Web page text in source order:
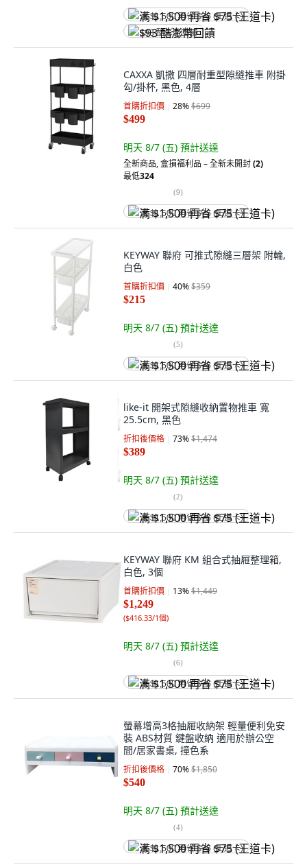
满 $1,500 再省 $75 (王道卡)
$93 酷澎幣回饋
CAXXA 凱撒 四層耐重型隙縫推車 附掛
勾/掛杯, 黑色, 4層
首購折扣價 28%$699
$499
明天 8/7 (五) 預計送達
全新商品,盒損福利品 – 全新未開封(2)
最低324
(9)
满 $1,500 再省 $75 (王道卡)
KEYWAY 聯府 可推式隙縫三層架 附輪,
白色
首購折扣價 40%$359
$215
明天 8/7 (五) 預計送達
(5)
满 $1,500 再省 $75 (王道卡)
like-it 開架式隙縫收納置物推車 寬
25.5cm, 黑色
折扣後價格 73%$1,474
$389
明天 8/7 (五) 預計送達
(2)
满 $1,500 再省 $75 (王道卡)
KEYWAY 聯府 KM 組合式抽屜整理箱,
白色, 3個
首購折扣價 13%$1,449
$1,249
($416.33/1個)
明天 8/7 (五) 預計送達
(6)
满 $1,500 再省 $75 (王道卡)
螢幕增高3格抽屜收納架 輕量便利免安
裝 ABS材質 鍵盤收納 適用於辦公空
間/居家書桌, 撞色系
折扣後價格 70%$1,850
$540
明天 8/7 (五) 預計送達
(4)
满 $1,500 再省 $75 (王道卡)